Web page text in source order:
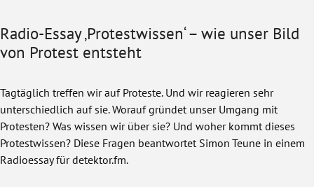
Radio-Essay ‚Protestwissen‘ – wie unser Bild
von Protest entsteht
Tagtäglich treffen wir auf Proteste. Und wir reagieren sehr
unterschiedlich auf sie. Worauf gründet unser Umgang mit
Protesten? Was wissen wir über sie? Und woher kommt dieses
Protestwissen? Diese Fragen beantwortet Simon Teune in einem
Radioessay für detektor.fm.